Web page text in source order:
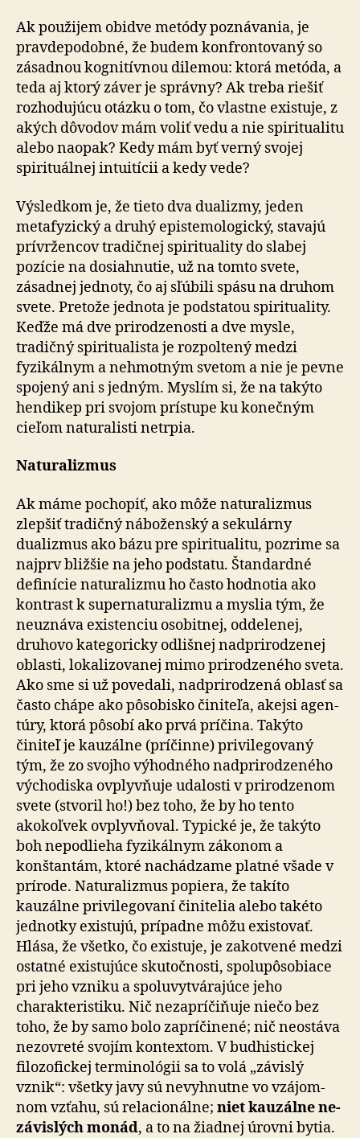
Ak použijem obidve metódy poznávania, je
prav­de­po­dob­né, že budem konfrontovaný so
zásadnou kognitívnou dilemou: ktorá metóda, a
teda aj ktorý záver je správny? Ak treba riešiť
rozhodujúcu otázku o tom, čo vlastne existuje, z
akých dôvodov mám voliť vedu a nie spi­ri­tu­a­li­tu
alebo naopak? Kedy mám byť verný svojej
spirituálnej intuitícii a kedy vede?
Výsledkom je, že tieto dva dualizmy, jeden
metafyzický a druhý epistemologický, stavajú
prívržencov tradičnej spirituality do slabej
pozície na dosiahnutie, už na tomto svete,
zásadnej jednoty, čo aj sľúbili spásu na druhom
svete. Pretože jednota je podstatou spirituality.
Keďže má dve prirodzenosti a dve mysle,
tradičný spiritualista je rozpoltený medzi
fyzikálnym a nehmotným svetom a nie je pevne
spojený ani s jedným. Myslím si, že na takýto
hendikep pri svojom prístupe ku konečným
cieľom na­tu­ra­lis­ti netrpia.
Naturalizmus
Ak máme pochopiť, ako môže naturalizmus
zlepšiť tra­dič­ný náboženský a sekulárny
dualizmus ako bázu pre spi­ri­tu­a­li­tu, pozrime sa
najprv bližšie na jeho podstatu. Štan­dar­dné
definície naturalizmu ho často hodnotia ako
kon­trast k supernaturalizmu a myslia tým, že
neuznáva existenciu osobitnej, oddelenej,
druhovo kategoricky od­liš­nej nadprirodzenej
oblasti, lokalizovanej mimo pri­ro­dze­né­ho sveta.
Ako sme si už povedali, nadprirodzená oblasť sa
často chápe ako pôsobisko činiteľa, akejsi agen­
tú­ry, ktorá pôsobí ako prvá príčina. Takýto
činiteľ je kau­zál­ne (príčinne) privilegovaný
tým, že zo svojho vý­hod­né­ho nadprirodzeného
východiska ovplyvňuje udalosti v prirodzenom
svete (stvoril ho!) bez toho, že by ho tento
akokoľvek ovplyvňoval. Typické je, že takýto
boh ne­pod­lie­ha fyzikálnym zákonom a
konštantám, ktoré na­chá­dza­me platné všade v
prírode. Naturalizmus popiera, že ta­kí­to
kauzálne privilegovaní činitelia alebo takéto
jednotky existujú, prípadne môžu existovať.
Hlása, že všetko, čo existuje, je zakotvené medzi
ostatné existujúce sku­toč­nos­ti, spolupôsobiace
pri jeho vzniku a spoluvytvárajúce jeho
charakteristiku. Nič nezapríčiňuje niečo bez
toho, že by samo bolo zapríčinené; nič neostáva
nezovreté svojím kontextom. V budhistickej
filozofickej terminológii sa to volá „závislý
vznik“: všetky javy sú nevyhnutne vo vzá­jom­
nom vzťahu, sú relacionálne; niet kauzálne ne­
zá­vis­lých monád, a to na žiadnej úrovni bytia.